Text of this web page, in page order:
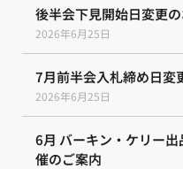
後半会下見開始日変更
2026年6月25日
7月前半会入札締め日変
2026年6月25日
6月 バーキン・ケリー
催のご案内